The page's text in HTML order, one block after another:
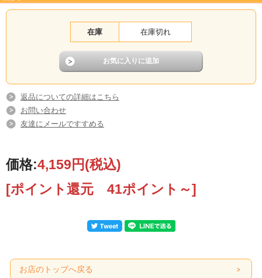
在庫 在庫切れ
返品についての詳細はこちら
お問い合わせ
友達にメールですすめる
価格:4,159円(税込)
[ポイント還元 41ポイント～]
お店のトップへ戻る